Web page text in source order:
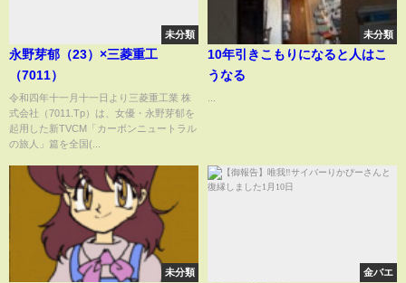
未分類
永野芽郁（23）×三菱重工
（7011）
令和四年十一月十一日より三菱重工業 株
式会社（7011.Tp）は、女優・永野芽郁を
起用した新TVCM「カーボンニュートラル
の旅人」篇を全国(...
未分類
10年引きこもりになると人はこ
うなる
未分類 金バエ